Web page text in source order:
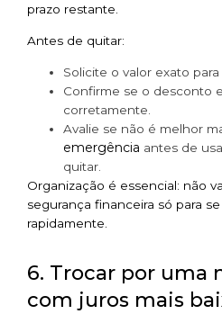
prazo restante.
Antes de quitar:
Solicite o valor exato
Confirme se o desconto
corretamente.
Avalie se não é melhor
emergência antes de
quitar.
Organização é essencial: não
segurança financeira só para
rapidamente.
6. Trocar por uma
com juros mais